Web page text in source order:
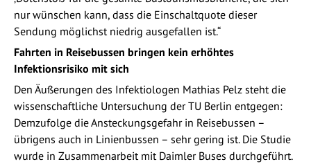
nur wünschen kann, dass die Einschaltquote dieser
Sendung möglichst niedrig ausgefallen ist.“
Fahrten in Reisebussen bringen kein erhöhtes
Infektionsrisiko mit sich
Den Äußerungen des Infektiologen Mathias Pelz steht die
wissenschaftliche Untersuchung der TU Berlin entgegen:
Demzufolge die Ansteckungsgefahr in Reisebussen –
übrigens auch in Linienbussen – sehr gering ist. Die Studie
wurde in Zusammenarbeit mit Daimler Buses durchgeführt.